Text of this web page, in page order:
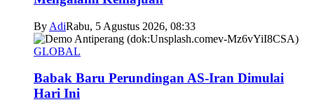
By AdiRabu, 5 Agustus 2026, 08:33
GLOBAL
Babak Baru Perundingan AS-Iran Dimulai
Hari Ini